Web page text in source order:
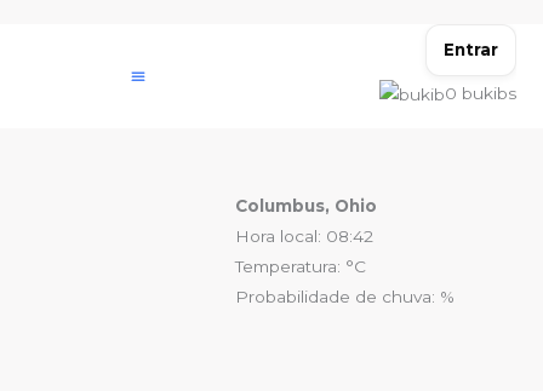
Entrar
0 bukibs
Columbus, Ohio
Hora local: 08:42
Temperatura: °C
Probabilidade de chuva: %